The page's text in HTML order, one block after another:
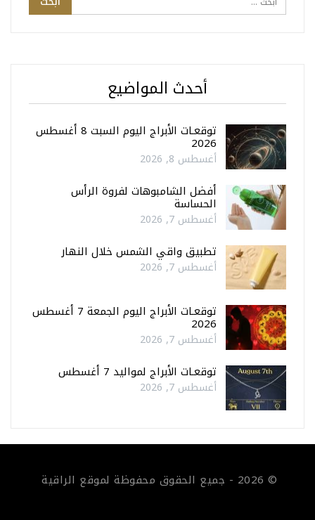
أحدث المواضيع
توقعـات الأبراج اليوم السبت 8 أغسطس
2026
أغسطس 8, 2026
أفضل الشامبوهات لفروة الرأس
الحساسة
أغسطس 7, 2026
تطبيق واقي الشمس خلال النهار
أغسطس 7, 2026
توقعـات الأبراج اليوم الجمعة 7 أغسطس
2026
أغسطس 7, 2026
توقعـات الأبراج لمواليد 7 أغسطس
أغسطس 7, 2026
© 2026 - جميع الحقوق محفوظة لموقع الراقية